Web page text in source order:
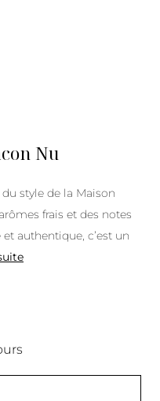
Nu
style de la Maison
frais et des notes
authentique, c’est un